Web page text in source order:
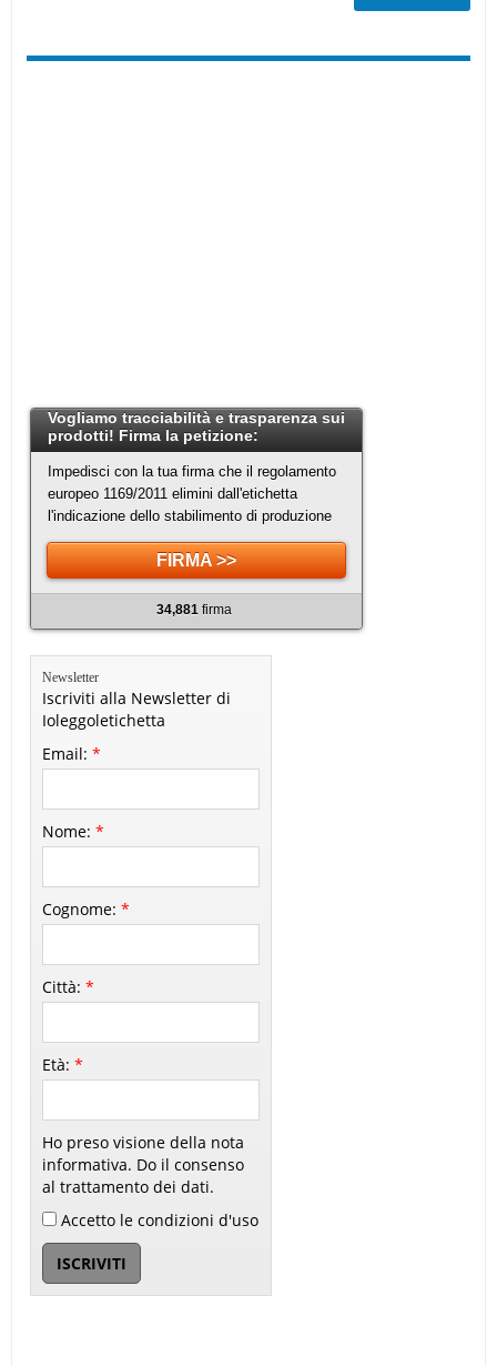
Vogliamo tracciabilità e trasparenza sui
prodotti! Firma la petizione:
Impedisci con la tua firma che il regolamento
europeo 1169/2011 elimini dall'etichetta
l'indicazione dello stabilimento di produzione
FIRMA >>
34,881firma
Newsletter
Iscriviti alla Newsletter di
Ioleggoletichetta
Email:*
Nome:*
Cognome:*
Città:*
Età:*
Ho preso visione della nota
informativa. Do il consenso
al trattamento dei dati.
Accetto le condizioni d'uso